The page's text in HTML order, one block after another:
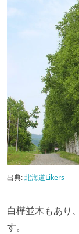
出典:北海道Likers
白樺並木もあり
す。